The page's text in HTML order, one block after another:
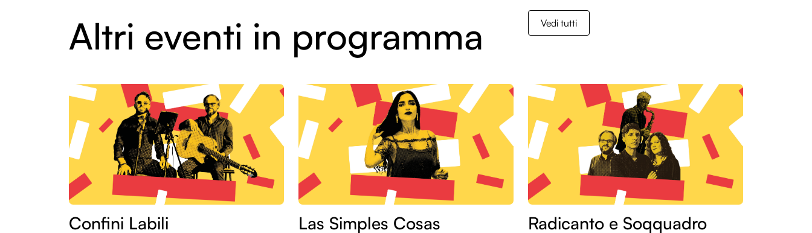
Altri eventi in programma Vedi tutti
Confini Labili Las Simples Cosas
Radicanto e Soqquadro